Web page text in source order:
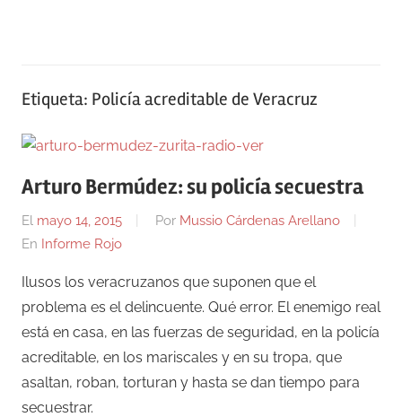
Etiqueta: Policía acreditable de Veracruz
Arturo Bermúdez: su policía secuestra
El mayo 14, 2015 Por Mussio Cárdenas Arellano
En Informe Rojo
Ilusos los veracruzanos que suponen que el
problema es el delincuente. Qué error. El enemigo real
está en casa, en las fuerzas de seguridad, en la policía
acreditable, en los mariscales y en su tropa, que
asaltan, roban, torturan y hasta se dan tiempo para
secuestrar.